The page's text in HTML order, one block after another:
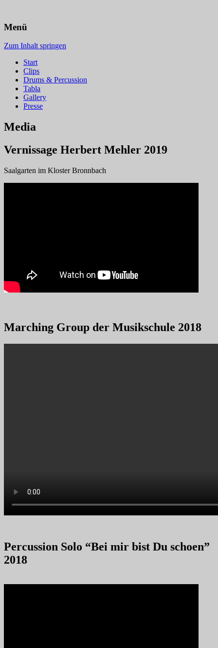
Thomas Hupp
Menü
Zum Inhalt springen
Start
Clips
Drums & Percussion
Tabla
Gallery
Presse
Media
Vernissage Herbert Mehler 2019
Saalgarten im Kloster Bronnbach
Marching Group der Musikschule 2018
Percussion Solo “Bei mir bist Du schoen”
2018